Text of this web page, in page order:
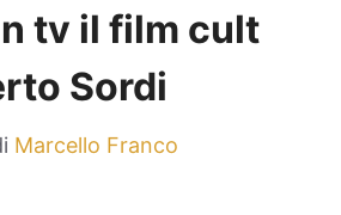
tv il film cult
Sordi
Marcello Franco